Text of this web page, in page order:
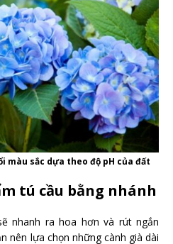
màu sắc dựa theo độ pH của đất
tú cầu bằng nhánh
nhanh ra hoa hơn và rút ngắn
nên lựa chọn những cành già dài